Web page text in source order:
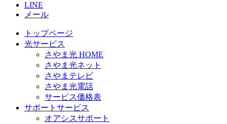
LINE
メール
トップページ
光サービス
さやま光 HOME
さやま光ネット
さやまテレビ
さやま光電話
サービス価格表
サポートサービス
オアシスサポート